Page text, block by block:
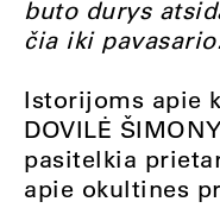
buto durys
čia iki
Istorijoms apie
DOVILĖ
pasitelkia
apie okultines